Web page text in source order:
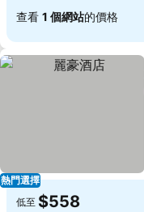
查看 1 個網站的價格
熱門選擇
低至 $558